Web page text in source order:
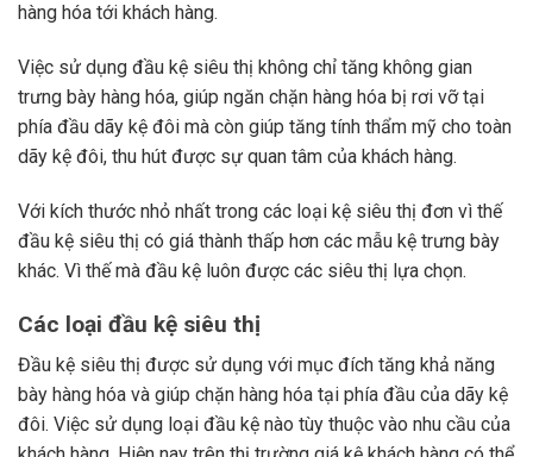
hàng hóa tới khách hàng.
Việc sử dụng đầu kệ siêu thị không chỉ tăng không gian
trưng bày hàng hóa, giúp ngăn chặn hàng hóa bị rơi vỡ tại
phía đầu dãy kệ đôi mà còn giúp tăng tính thẩm mỹ cho toàn
dãy kệ đôi, thu hút được sự quan tâm của khách hàng.
Với kích thước nhỏ nhất trong các loại kệ siêu thị đơn vì thế
đầu kệ siêu thị có giá thành thấp hơn các mẫu kệ trưng bày
khác. Vì thế mà đầu kệ luôn được các siêu thị lựa chọn.
Các loại đầu kệ siêu thị
Đầu kệ siêu thị được sử dụng với mục đích tăng khả năng
bày hàng hóa và giúp chặn hàng hóa tại phía đầu của dãy kệ
đôi. Việc sử dụng loại đầu kệ nào tùy thuộc vào nhu cầu của